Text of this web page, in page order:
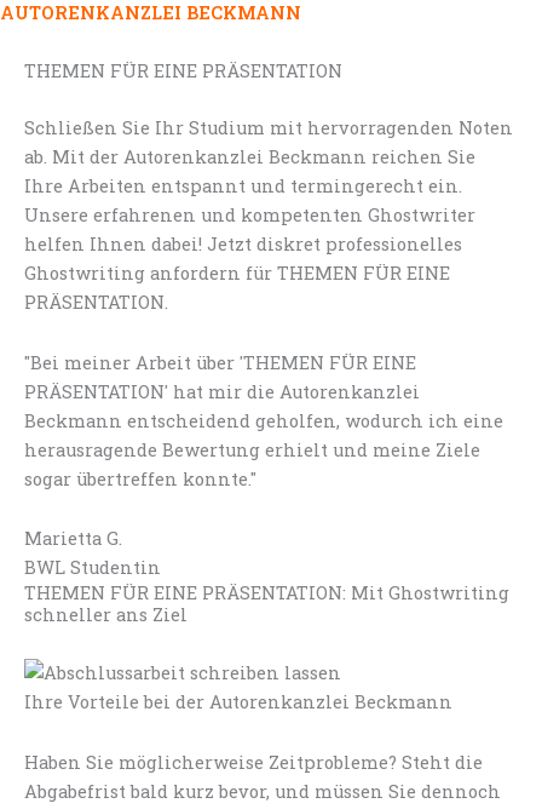
AUTORENKANZLEI BECKMANN
THEMEN FÜR EINE PRÄSENTATION
Schließen Sie Ihr Studium mit hervorragenden Noten
ab. Mit der Autorenkanzlei Beckmann reichen Sie
Ihre Arbeiten entspannt und termingerecht ein.
Unsere erfahrenen und kompetenten Ghostwriter
helfen Ihnen dabei! Jetzt diskret professionelles
Ghostwriting anfordern für THEMEN FÜR EINE
PRÄSENTATION.
"Bei meiner Arbeit über 'THEMEN FÜR EINE
PRÄSENTATION' hat mir die Autorenkanzlei
Beckmann entscheidend geholfen, wodurch ich eine
herausragende Bewertung erhielt und meine Ziele
sogar übertreffen konnte."
Marietta G.
BWL Studentin
THEMEN FÜR EINE PRÄSENTATION: Mit Ghostwriting
schneller ans Ziel
Ihre Vorteile bei der Autorenkanzlei Beckmann
Haben Sie möglicherweise Zeitprobleme? Steht die
Abgabefrist bald kurz bevor, und müssen Sie dennoch